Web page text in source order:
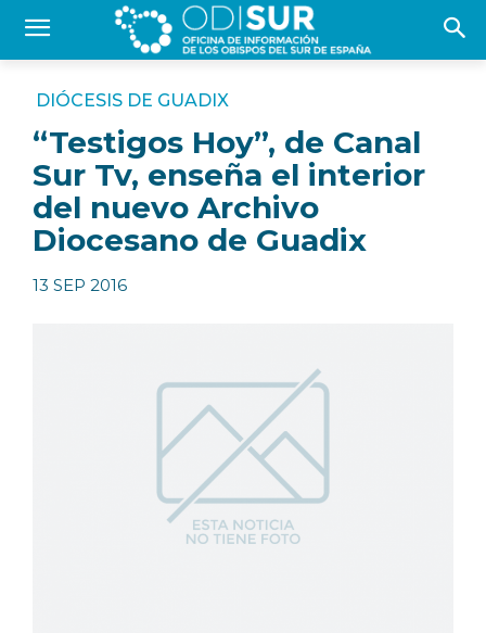
DIÓCESIS DE GUADIX
“Testigos Hoy”, de Canal
Sur Tv, enseña el interior
del nuevo Archivo
Diocesano de Guadix
13 SEP 2016